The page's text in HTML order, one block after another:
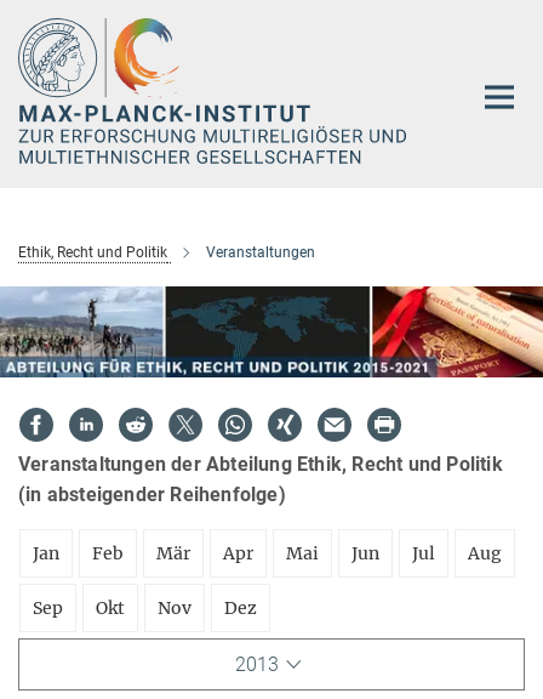
Hauptinhalt
Ethik, Recht und Politik Veranstaltungen
Veranstaltungen der Abteilung Ethik, Recht und Politik
(in absteigender Reihenfolge)
Jan Feb Mär Apr Mai Jun Jul Aug
Sep Okt Nov Dez
2013